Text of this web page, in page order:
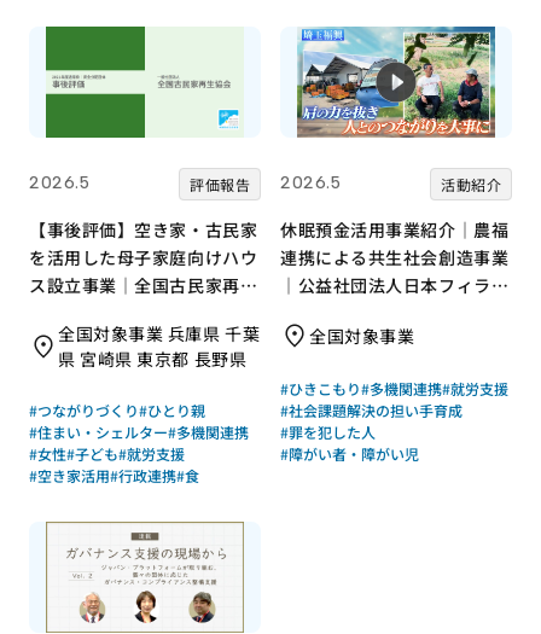
2026.5 評価報告
【事後評価】空き家・古民家
を活用した母子家庭向けハウ
ス設立事業｜全国古民家再生
全国対象事業 兵庫県 千葉
県 宮崎県 東京都 長野県
#つながりづくり#ひとり親
#住まい・シェルター#多機関連携
#女性#子ども#就労支援
#空き家活用#行政連携#食
2026.5 活動紹介
休眠預金活用事業紹介｜農福
連携による共生社会創造事業
｜公益社団法人日本フィラン
全国対象事業
#ひきこもり#多機関連携#就労支援
#社会課題解決の担い手育成
#罪を犯した人
#障がい者・障がい児